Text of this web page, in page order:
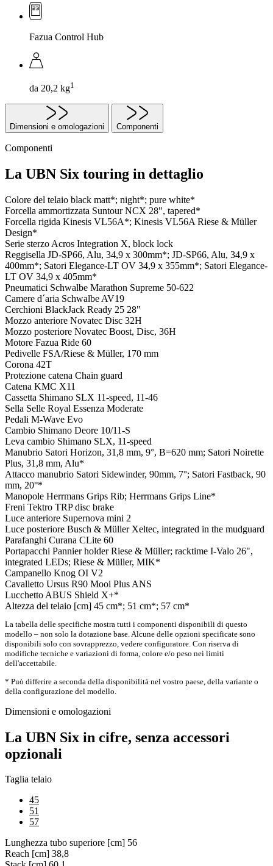
Fazua Control Hub
da 20,2 kg1
Dimensioni e omologazioni Componenti
Componenti
La UBN Six touring in dettaglio
Colore del telaio black matt*; night*; pure white*
Forcella ammortizzata Suntour NCX 28", tapered*
Forcella rigida Kinesis VL56A*; Kinesis VL56A Riese & Müller
Design*
Serie sterzo Acros Integration X, block lock
Reggisella JD-SP66, Alu, 34,9 x 300mm*; JD-SP66, Alu, 34,9 x
400mm*; Satori Elegance-LT OV 34,9 x 355mm*; Satori Elegance-
LT OV 34,9 x 405mm*
Pneumatici Schwalbe Marathon Supreme 50-622
Camere d´aria Schwalbe AV19
Cerchioni BlackJack Ready 25 28"
Mozzo anteriore Novatec Disc 32H
Mozzo posteriore Novatec Boost, Disc, 36H
Motore Fazua Ride 60
Pedivelle FSA/Riese & Müller, 170 mm
Corona 42T
Protezione catena Chain guard
Catena KMC X11
Cassetta Shimano SLX 11-speed, 11-46
Sella Selle Royal Essenza Moderate
Pedali M-Wave Evo
Cambio Shimano Deore 10/11-S
Leva cambio Shimano SLX, 11-speed
Manubrio Satori Horizon, 31,8 mm, 9°, B=620 mm; Satori Noirette
Plus, 31,8 mm, Alu*
Attacco manubrio Satori Sidewinder, 90mm, 7°; Satori Fastback, 90
mm, 20°*
Manopole Herrmans Grips Rib; Herrmans Grips Line*
Freni Tektro TRP disc brake
Luce anteriore Supernova mini 2
Luce posteriore Busch & Müller Xeltec, integrated in the mudguard
Parafanghi Curana CLite 60
Portapacchi Pannier holder Riese & Müller; racktime I-Valo 26",
integrated LEDs; Riese & Müller, MIK*
Campanello Knog OI V2
Cavalletto Ursus R90 Mooi Plus ANS
Lucchetto ABUS Shield X+*
Altezza del telaio [cm] 45 cm*; 51 cm*; 57 cm*
La tabella delle specifiche mostra tutti i componenti disponibili di questo
modello – non solo la dotazione base. Alcune delle opzioni specificate sono
disponibili solo con sovrapprezzo, vedere configuratore. Con riserva di
modifiche tecniche e variazioni di forma, colore e/o peso nei limiti
dell'accettabile.
* Può differire a seconda della disponibilità nel vostro paese, della variante o
della configurazione del modello.
Dimensioni e omologazioni
La UBN Six in cifre, senza accessori
opzionali
Taglia telaio
45
51
57
Lunghezza tubo superiore [cm] 56
Reach [cm] 38,8